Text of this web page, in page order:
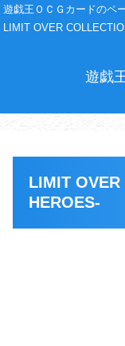
遊戯王ＯＣＧカードのペ
LIMIT OVER
遊戯
LIMIT
HEROES-